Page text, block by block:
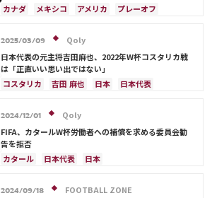
ネイマール
ケイラー・ナバス
カナダ
メキシコ アメリカ
プレーオフ
エクアドル
オーストラリア
2025/03/09
Qoly
日本代表の元主将吉田麻也、2022年W杯コスタリカ戦
は「正直いい思い出ではない」
コスタリカ
吉田 麻也 日本
日本代表
2024/12/01
Qoly
FIFA、カタールW杯労働者への補償を求める委員会勧
告を拒否
カタール
日本代表 日本
2024/09/18
FOOTBALL ZONE